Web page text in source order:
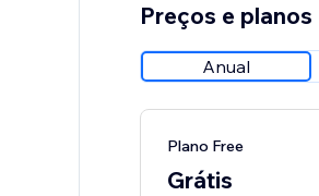
Preços e planos
Anual
Plano Free
Grátis